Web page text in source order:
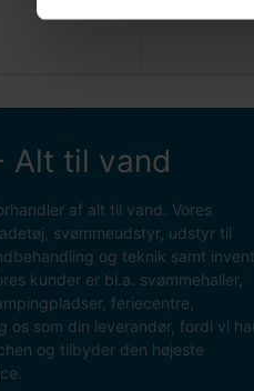
Alt til vand
af alt til vand. Vores
svømmeudstyr, udstyr til
og teknik samt
kunder er bl.a. svømmehaller,
feriecentre,
os som din leverandør, fordi vi
og tilbyder den højeste